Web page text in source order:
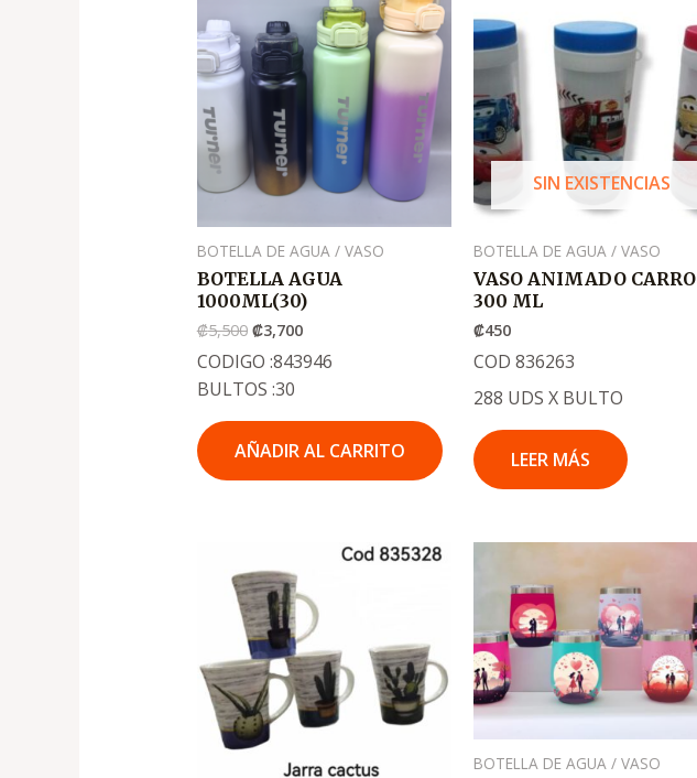
BOTELLA DE AGUA / VASO
BOTELLA AGUA
1000ML(30)
₡5,500
original
era:
.
₡5,500
₡3,700
actual
es:
.
₡3,700
CODIGO :843946
BULTOS :30
AÑADIR AL CARRITO
SIN EXISTENCIAS
BOTELLA DE AGUA / VASO
VASO ANIMADO CARRO
300 ML
₡450
COD 836263
288 UDS X BULTO
LEER MÁS
BOTELLA DE AGUA / VASO
precio
original
era:
.
₡4,250
precio
actual
es:
.
₡2,850